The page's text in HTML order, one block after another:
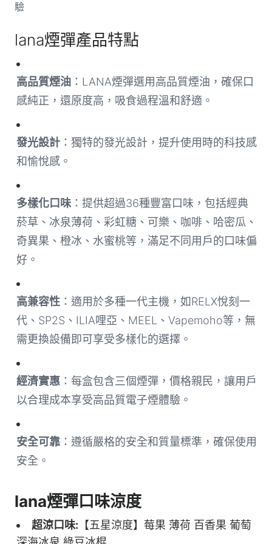
驗
lana煙彈產品特點
高品質煙油：LANA煙彈選用高品質煙油，確保口
感純正，還原度高，吸食過程溫和舒適。
發光設計：獨特的發光設計，提升使用時的科技感
和愉悅感。
多樣化口味：提供超過36種豐富口味，包括經典
菸草、冰泉薄荷、彩虹糖、可樂、咖啡、哈密瓜、
奇異果、橙冰、水蜜桃等，滿足不同用戶的口味偏
好。
高兼容性：適用於多種一代主機，如RELX悅刻一
代、SP2S、ILIA哩亞、MEEL、Vapemoho等，無
需更換設備即可享受多樣化的選擇。
經濟實惠：每盒包含三個煙彈，價格親民，讓用戶
以合理成本享受高品質電子煙體驗。
安全可靠：遵循嚴格的安全和質量標準，確保使用
安全。
lana煙彈口味涼度
超涼口味: 【五星涼度】莓果 薄荷 百香果 葡萄